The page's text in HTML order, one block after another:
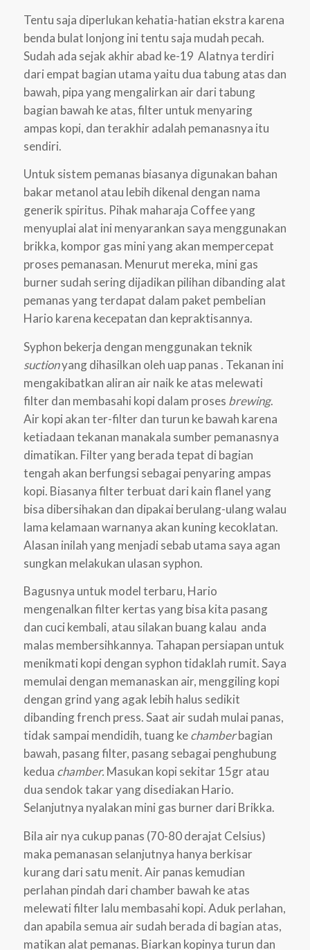
Tentu saja diperlukan kehatia-hatian ekstra karena
benda bulat lonjong ini tentu saja mudah pecah.
Sudah ada sejak akhir abad ke-19 Alatnya terdiri
dari empat bagian utama yaitu dua tabung atas dan
bawah, pipa yang mengalirkan air dari tabung
bagian bawah ke atas, filter untuk menyaring
ampas kopi, dan terakhir adalah pemanasnya itu
sendiri.
Untuk sistem pemanas biasanya digunakan bahan
bakar metanol atau lebih dikenal dengan nama
generik spiritus. Pihak maharaja Coffee yang
menyuplai alat ini menyarankan saya menggunakan
brikka, kompor gas mini yang akan mempercepat
proses pemanasan. Menurut mereka, mini gas
burner sudah sering dijadikan pilihan dibanding alat
pemanas yang terdapat dalam paket pembelian
Hario karena kecepatan dan kepraktisannya.
Syphon bekerja dengan menggunakan teknik
suctionyang dihasilkan oleh uap panas . Tekanan ini
mengakibatkan aliran air naik ke atas melewati
filter dan membasahi kopi dalam proses brewing.
Air kopi akan ter-filter dan turun ke bawah karena
ketiadaan tekanan manakala sumber pemanasnya
dimatikan. Filter yang berada tepat di bagian
tengah akan berfungsi sebagai penyaring ampas
kopi. Biasanya filter terbuat dari kain flanel yang
bisa dibersihakan dan dipakai berulang-ulang walau
lama kelamaan warnanya akan kuning kecoklatan.
Alasan inilah yang menjadi sebab utama saya agan
sungkan melakukan ulasan syphon.
Bagusnya untuk model terbaru, Hario
mengenalkan filter kertas yang bisa kita pasang
dan cuci kembali, atau silakan buang kalau anda
malas membersihkannya. Tahapan persiapan untuk
menikmati kopi dengan syphon tidaklah rumit. Saya
memulai dengan memanaskan air, menggiling kopi
dengan grind yang agak lebih halus sedikit
dibanding french press. Saat air sudah mulai panas,
tidak sampai mendidih, tuang kechamberbagian
bawah, pasang filter, pasang sebagai penghubung
kedua chamber. Masukan kopi sekitar 15gr atau
dua sendok takar yang disediakan Hario.
Selanjutnya nyalakan mini gas burner dari Brikka.
Bila air nya cukup panas (70-80 derajat Celsius)
maka pemanasan selanjutnya hanya berkisar
kurang dari satu menit. Air panas kemudian
perlahan pindah dari chamber bawah ke atas
melewati filter lalu membasahi kopi. Aduk perlahan,
dan apabila semua air sudah berada di bagian atas,
matikan alat pemanas. Biarkan kopinya turun dan